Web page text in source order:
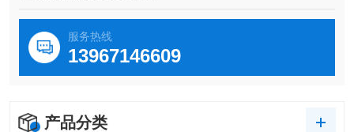
服务热线
13967146609
产品分类